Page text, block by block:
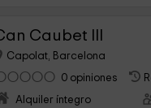
Caubet III
Capolat, Barcelona
0 opiniones
Alquiler íntegro